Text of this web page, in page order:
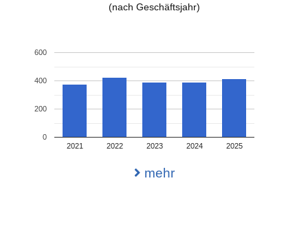
(nach Geschäftsjahr)
2021 2022 2023 2024 2025
0
200
400
600
mehr